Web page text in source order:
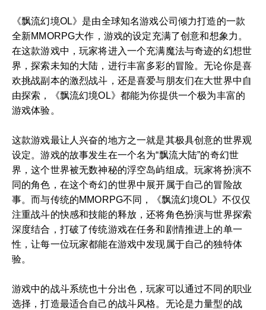
《飘流幻境OL》是由全球知名游戏公司倾力打造的一款
全新MMORPG大作，游戏的设定充满了创意和想象力。
在这款游戏中，玩家将进入一个充满魔法与奇迹的幻想世
界，探索未知的大陆，进行丰富多彩的冒险。无论你是喜
欢挑战副本的激烈战斗，还是喜爱与朋友们在大世界中自
由探索，《飘流幻境OL》都能为你提供一个极为丰富的
游戏体验。
这款游戏最让人兴奋的地方之一就是其极具创意的世界观
设定。游戏的故事发生在一个名为“飘流大陆”的奇幻世
界，这个世界被无数神秘的浮空岛屿组成。玩家将扮演不
同的角色，在这个奇幻的世界中展开属于自己的冒险故
事。而与传统的MMORPG不同，《飘流幻境OL》不仅仅
注重战斗的快感和技能的释放，还将角色扮演与世界探索
深度结合，打破了传统游戏在任务和剧情推进上的单一
性，让每一位玩家都能在游戏中发现属于自己的独特体
验。
游戏中的战斗系统也十分出色，玩家可以通过不同的职业
选择，打造最适合自己的战斗风格。无论是力量型的战